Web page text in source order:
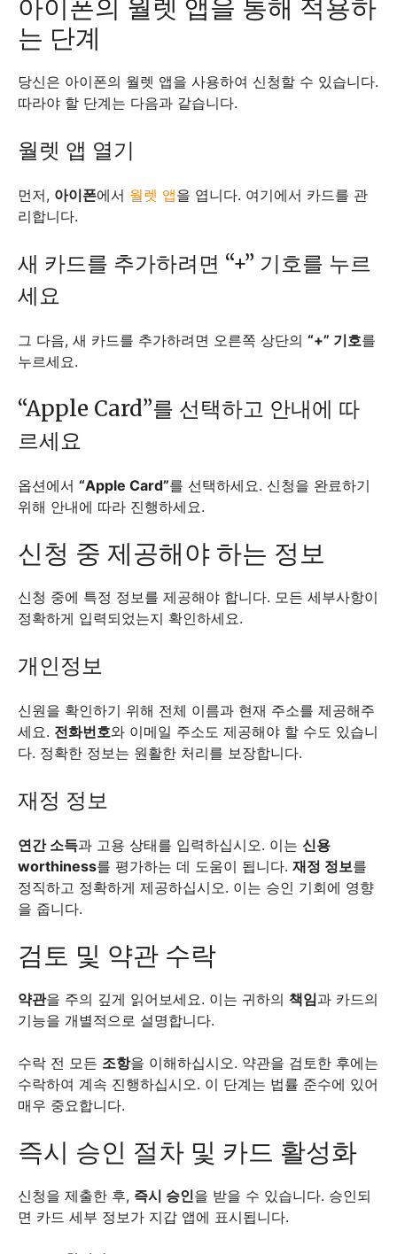
아이폰의 월렛 앱을 통해 적용하
는 단계
당신은 아이폰의 월렛 앱을 사용하여 신청할 수 있습니다.
따라야 할 단계는 다음과 같습니다.
월렛 앱 열기
먼저, 아이폰에서 월렛 앱을 엽니다. 여기에서 카드를 관
리합니다.
새 카드를 추가하려면 “+” 기호를 누르
세요
그 다음, 새 카드를 추가하려면 오른쪽 상단의 “+” 기호를
누르세요.
“Apple Card”를 선택하고 안내에 따
르세요
옵션에서 “Apple Card”를 선택하세요. 신청을 완료하기
위해 안내에 따라 진행하세요.
신청 중 제공해야 하는 정보
신청 중에 특정 정보를 제공해야 합니다. 모든 세부사항이
정확하게 입력되었는지 확인하세요.
개인정보
신원을 확인하기 위해 전체 이름과 현재 주소를 제공해주
세요. 전화번호와 이메일 주소도 제공해야 할 수도 있습니
다. 정확한 정보는 원활한 처리를 보장합니다.
재정 정보
연간 소득과 고용 상태를 입력하십시오. 이는 신용
worthiness를 평가하는 데 도움이 됩니다. 재정 정보를
정직하고 정확하게 제공하십시오. 이는 승인 기회에 영향
을 줍니다.
검토 및 약관 수락
약관을 주의 깊게 읽어보세요. 이는 귀하의 책임과 카드의
기능을 개별적으로 설명합니다.
수락 전 모든 조항을 이해하십시오. 약관을 검토한 후에는
수락하여 계속 진행하십시오. 이 단계는 법률 준수에 있어
매우 중요합니다.
즉시 승인 절차 및 카드 활성화
신청을 제출한 후, 즉시 승인을 받을 수 있습니다. 승인되
면 카드 세부 정보가 지갑 앱에 표시됩니다.